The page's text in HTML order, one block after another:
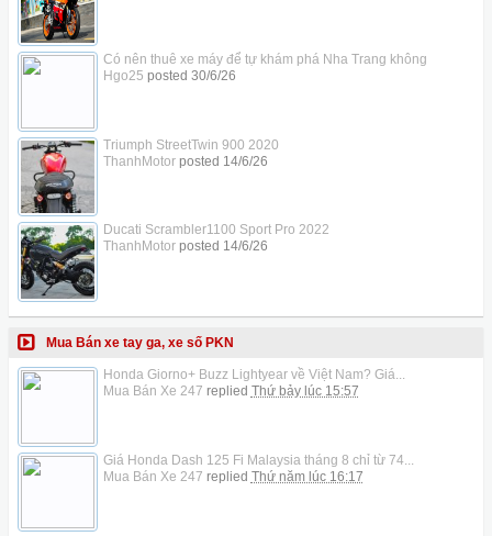
Có nên thuê xe máy để tự khám phá Nha Trang không
Hgo25 posted 30/6/26
Triumph StreetTwin 900 2020
ThanhMotorposted 14/6/26
Ducati Scrambler1100 Sport Pro 2022
ThanhMotorposted 14/6/26
Mua Bán xe tay ga, xe số PKN
Honda Giorno+ Buzz Lightyear về Việt Nam? Giá...
Mua Bán Xe 247 replied Thứ bảy lúc 15:57
Giá Honda Dash 125 Fi Malaysia tháng 8 chỉ từ 74...
Mua Bán Xe 247 replied Thứ năm lúc 16:17